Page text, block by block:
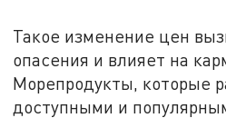
Такое изменение цен
опасения и влияет на
Морепродукты, которые
доступными и